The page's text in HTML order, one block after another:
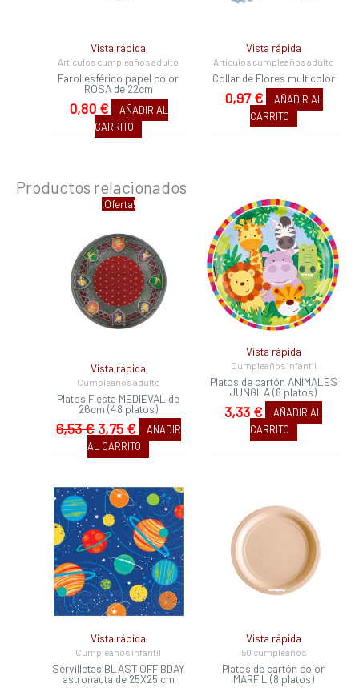
Vista rápida
Artículos cumpleaños adulto
Farol esférico papel color
ROSA de 22cm
0,80 €
AÑADIR AL
CARRITO
Vista rápida
Artículos cumpleaños adulto
Collar de Flores multicolor
0,97€
AÑADIR AL
CARRITO
Productos relacionados
¡Oferta!
Vista rápida
Cumpleaños adulto
Platos Fiesta MEDIEVAL de
26cm (48 platos)
6,53€
El
original
era:
6,53 €.
3,75 €
El
actual
es:
3,75 €.
AÑADIR
AL CARRITO
Vista rápida
Cumpleaños infantil
Platos de cartón ANIMALES
JUNGLA (8 platos)
3,33 €
AÑADIR AL
CARRITO
Vista rápida
Cumpleaños infantil
Servilletas BLAST OFF BDAY
astronauta de 25X25 cm
Vista rápida
50 cumpleaños
Platos de cartón color
MARFIL (8 platos)